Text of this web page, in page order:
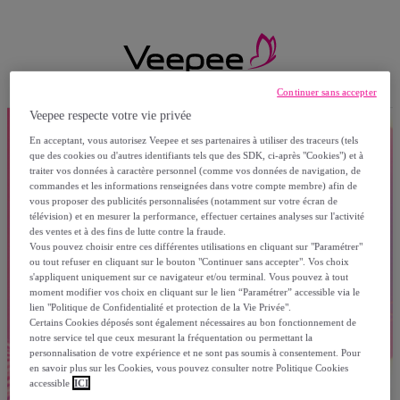
Veepee respecte votre vie privée
En acceptant, vous autorisez Veepee et ses partenaires à utiliser des traceurs (tels
que des cookies ou d'autres identifiants tels que des SDK, ci-après "Cookies") et à
traiter vos données à caractère personnel (comme vos données de navigation, de
commandes et les informations renseignées dans votre compte membre) afin de
vous proposer des publicités personnalisées (notamment sur votre écran de
télévision) et en mesurer la performance, effectuer certaines analyses sur l'activité
des ventes et à des fins de lutte contre la fraude.
Vous pouvez choisir entre ces différentes utilisations en cliquant sur "Paramétrer"
ou tout refuser en cliquant sur le bouton "Continuer sans accepter". Vos choix
s'appliquent uniquement sur ce navigateur et/ou terminal. Vous pouvez à tout
moment modifier vos choix en cliquant sur le lien “Paramétrer” accessible via le
lien "Politique de Confidentialité et protection de la Vie Privée".
Certains Cookies déposés sont également nécessaires au bon fonctionnement de
notre service tel que ceux mesurant la fréquentation ou permettant la
personnalisation de votre expérience et ne sont pas soumis à consentement. Pour
en savoir plus sur les Cookies, vous pouvez consulter notre Politique Cookies
accessible ICI
Continuer sans accepter